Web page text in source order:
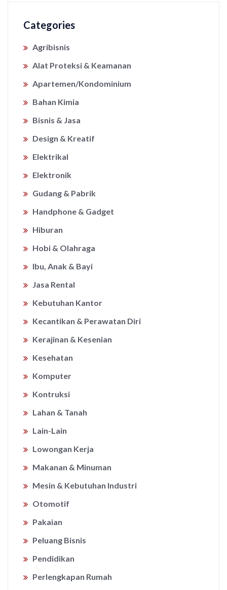
Categories
Agribisnis
Alat Proteksi & Keamanan
Apartemen/Kondominium
Bahan Kimia
Bisnis & Jasa
Design & Kreatif
Elektrikal
Elektronik
Gudang & Pabrik
Handphone & Gadget
Hiburan
Hobi & Olahraga
Ibu, Anak & Bayi
Jasa Rental
Kebutuhan Kantor
Kecantikan & Perawatan Diri
Kerajinan & Kesenian
Kesehatan
Komputer
Kontruksi
Lahan & Tanah
Lain-Lain
Lowongan Kerja
Makanan & Minuman
Mesin & Kebutuhan Industri
Otomotif
Pakaian
Peluang Bisnis
Pendidikan
Perlengkapan Rumah